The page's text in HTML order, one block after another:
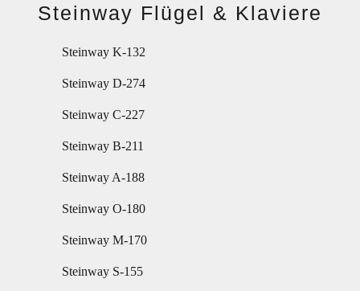
Steinway Flügel & Klaviere
Steinway K-132
Steinway D-274
Steinway C-227
Steinway B-211
Steinway A-188
Steinway O-180
Steinway M-170
Steinway S-155